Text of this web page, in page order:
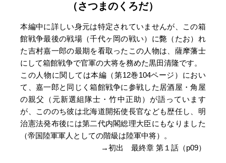
（さつまのくろだ）
本編中に詳しい身元は特定されていませんが、この箱
館戦争最後の戦場（千代ヶ岡の戦い）に斃（たお）れ
た吉村嘉一郎の最期を看取ったこの人物は、薩摩藩士
にして箱館戦争で官軍の大将を務めた黒田清隆です。
この人物に関しては本編（第12巻104ページ）におい
て、嘉一郎と同じく箱館戦争に参戦した居酒屋・角屋
の親父（元新選組隊士・竹中正助）が語っています
が、こののち彼は北海道開拓使長官なども歴任し、明
治憲法発布後には第二代内閣総理大臣にもなりました
（帝国陸軍軍人としての階級は陸軍中将）。
→初出 最終章 第１話（p09）